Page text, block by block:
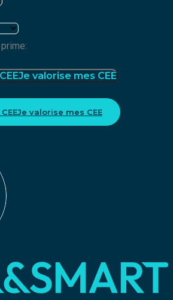
Je valorise mes CEE
Je valorise mes CEE